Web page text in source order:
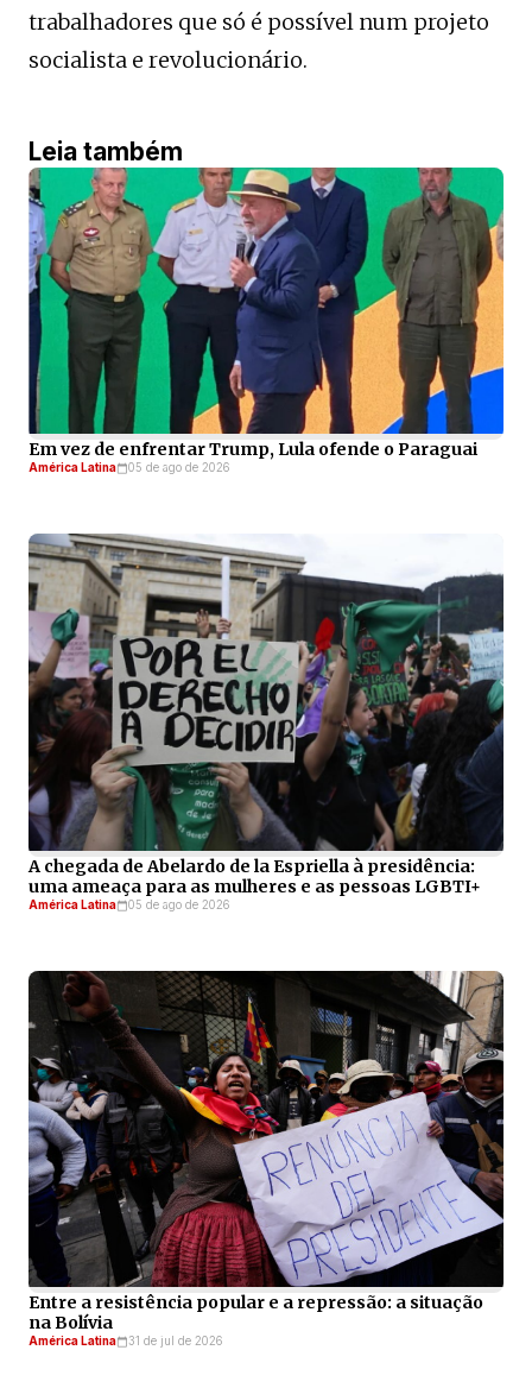
trabalhadores que só é possível num projeto
socialista e revolucionário.
Leia também
Em vez de enfrentar Trump, Lula ofende o Paraguai
América Latina 05 de ago de 2026
A chegada de Abelardo de la Espriella à presidência:
uma ameaça para as mulheres e as pessoas LGBTI+
América Latina 05 de ago de 2026
Entre a resistência popular e a repressão: a situação
na Bolívia
América Latina 31 de jul de 2026